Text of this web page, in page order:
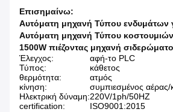
Επισημαίνω:
Αυτόματη μηχανή Τύπου ενδυμάτων
Αυτόματη μηχανή Τύπου κοστουμιών
1500W πιέζοντας μηχανή
Έλεγχος:
αφή-το PLC
Τύπος:
κάθετος
θερμότητα:
ατμός
κίνηση:
συμπιεσμένος αέρας/
Ηλεκτρική δύναμη:220V/1ph/50HZ
certification:
ISO9001:2015